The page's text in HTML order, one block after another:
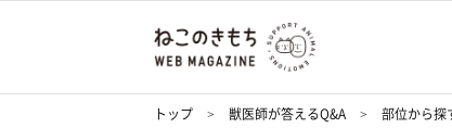
トップ 獣医師が答えるQ&A 部位から探